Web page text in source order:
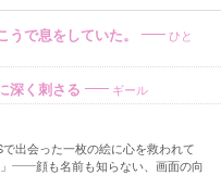
で息をしていた。
ひと
深く刺さる ギール
出会った一枚の絵に心を救われて
——顔も名前も知らない、画面の向